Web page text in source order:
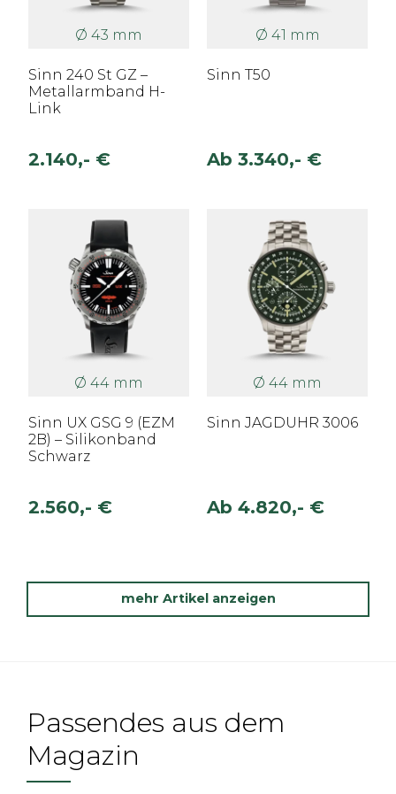
Ø 43 mm
Sinn 240 St GZ –
Metallarmband H-
Link
2.140,- €
Ø 41 mm
Sinn T50
Ab 3.340,- €
Ø 44 mm
Sinn UX GSG 9 (EZM
2B) – Silikonband
Schwarz
2.560,- €
Ø 44 mm
Sinn JAGDUHR 3006
Ab 4.820,- €
mehr Artikel anzeigen
Passendes aus dem
Magazin